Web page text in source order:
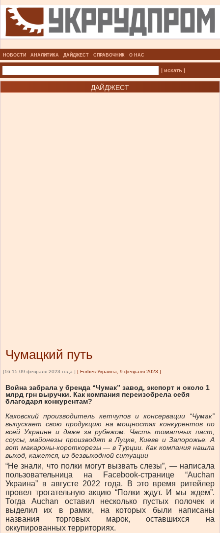
НОВОСТИ АНАЛИТИКА ДАЙДЖЕСТ СПРАВОЧНИК О НАС
| искать |
ДАЙДЖЕСТ
Чумацкий путь
[16:15 09 февраля 2023 года ] [ Forbes-Украина, 9 февраля 2023 ]
Война забрала у бренда “Чумак” завод, экспорт и около 1
млрд грн выручки. Как компания переизобрела себя
благодаря конкурентам?
Каховский производитель кетчупов и консервации “Чумак”
выпускает свою продукцию на мощностях конкурентов по
всей Украине и даже за рубежом. Часть томатных паст,
соусы, майонезы производят в Луцке, Киеве и Запорожье. А
вот макароны-короткорезы — в Турции. Как компания нашла
выход, кажется, из безвыходной ситуации
“Не знали, что полки могут вызвать слезы”, — написала
пользовательница на Facebook-странице “Auchan
Украина” в августе 2022 года. В это время ритейлер
провел трогательную акцию “Полки ждут. И мы ждем”.
Тогда Auchan оставил несколько пустых полочек и
выделил их в рамки, на которых были написаны
названия торговых марок, оставшихся на
оккупированных территориях.